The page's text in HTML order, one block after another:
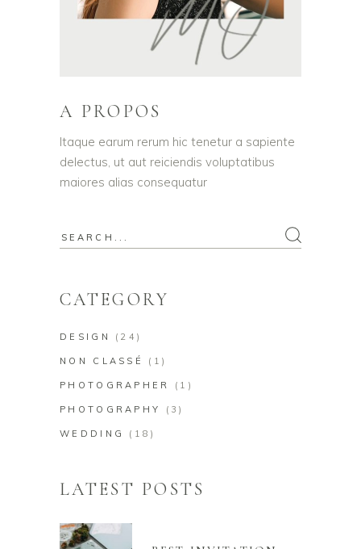
A PROPOS
Itaque earum rerum hic tenetur a sapiente
delectus, ut aut reiciendis voluptatibus
maiores alias consequatur
Search
CATEGORY
DESIGN (24)
NON CLASSÉ (1)
PHOTOGRAPHER (1)
PHOTOGRAPHY (3)
WEDDING (18)
LATEST POSTS